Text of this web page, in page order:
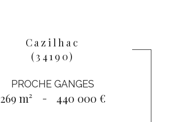
Cazilhac
(34190)
PROCHE GANGES
269 m² - 440 000 €